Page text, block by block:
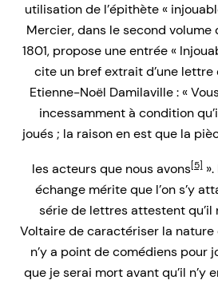
utilisation de l’épithète «
Mercier, dans le second volume
1801, propose une entrée «
cite un bref extrait d’une lettre
Etienne-Noël Damilaville : «
incessamment à condition
joués ; la raison en est que la
les acteurs que nous avons[5]».
échange mérite que l’on s’y
série de lettres attestent qu’il
Voltaire de caractériser la nature
n’y a point de comédiens pour
que je serai mort avant qu’il n’y